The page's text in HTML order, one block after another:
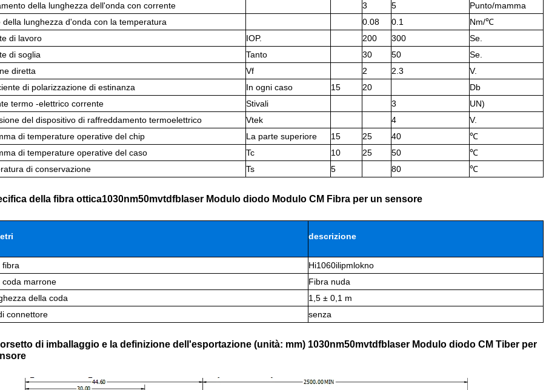
della lunghezza dell'onda con corrente
3 5
Punto/mamma
della lunghezza d'onda con la temperatura
0.08 0.1
Nm/℃
di lavoro
IOP. 200 300
Se.
di soglia
Tanto 30 50
Se.
diretta
Vf 2 2.3
V.
di polarizzazione di estinanza
In ogni caso 15 20
Db
termo -elettrico corrente
Stivali 3
UN)
del dispositivo di raffreddamento termoelettrico
Vtek 4
V.
di temperature operative del chip
La parte superiore 15 25 40
℃
di temperature operative del caso
Tc 10 25 50
℃
di conservazione
Ts 5 80 ℃
della fibra ottica1030nm50mvtdfblaser Modulo diodo Modulo CM Fibra per un sensore
descrizione
fibra
Hi1060ilipmlokno
coda marrone
Fibra nuda
della coda
1,5 ± 0,1 m
connettore
senza
di imballaggio e la definizione dell'esportazione (unità: mm) 1030nm50mvtdfblaser Modulo diodo CM Tiber per